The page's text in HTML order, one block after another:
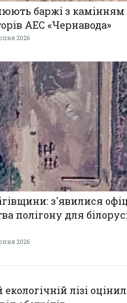
баржі з
АЕС «Чернавода»
2026
з'явилися
полігону для
2026
лізі